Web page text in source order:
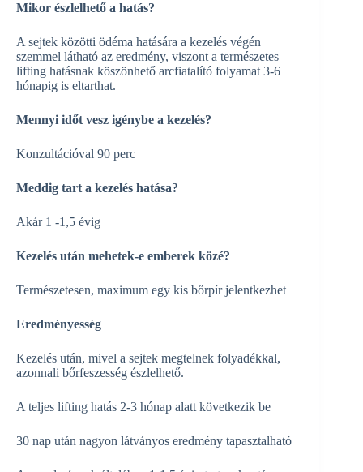
Mikor észlelhető a hatás?
A sejtek közötti ödéma hatására a kezelés végén
szemmel látható az eredmény, viszont a természetes
lifting hatásnak köszönhető arcfiatalító folyamat 3-6
hónapig is eltarthat.
Mennyi időt vesz igénybe a kezelés?
Konzultációval 90 perc
Meddig tart a kezelés hatása?
Akár 1 -1,5 évig
Kezelés után mehetek-e emberek közé?
Természetesen, maximum egy kis bőrpír jelentkezhet
Eredményesség
Kezelés után, mivel a sejtek megtelnek folyadékkal,
azonnali bőrfeszesség észlelhető.
A teljes lifting hatás 2-3 hónap alatt következik be
30 nap után nagyon látványos eredmény tapasztalható